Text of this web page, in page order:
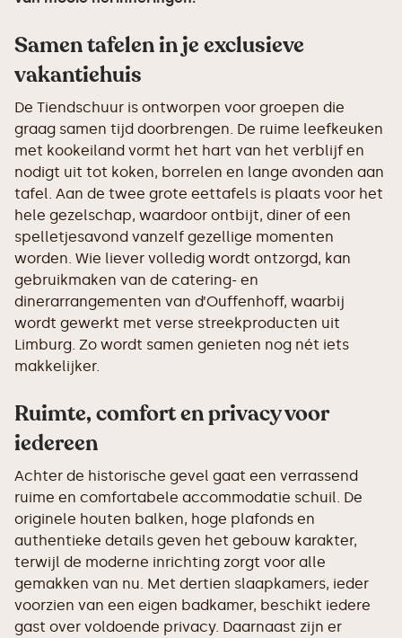
Samen tafelen in je exclusieve
vakantiehuis
De Tiendschuur is ontworpen voor groepen die
graag samen tijd doorbrengen. De ruime leefkeuken
met kookeiland vormt het hart van het verblijf en
nodigt uit tot koken, borrelen en lange avonden aan
tafel. Aan de twee grote eettafels is plaats voor het
hele gezelschap, waardoor ontbijt, diner of een
spelletjesavond vanzelf gezellige momenten
worden. Wie liever volledig wordt ontzorgd, kan
gebruikmaken van de catering- en
dinerarrangementen van d’Ouffenhoff, waarbij
wordt gewerkt met verse streekproducten uit
Limburg. Zo wordt samen genieten nog nét iets
makkelijker.
Ruimte, comfort en privacy voor
iedereen
Achter de historische gevel gaat een verrassend
ruime en comfortabele accommodatie schuil. De
originele houten balken, hoge plafonds en
authentieke details geven het gebouw karakter,
terwijl de moderne inrichting zorgt voor alle
gemakken van nu. Met dertien slaapkamers, ieder
voorzien van een eigen badkamer, beschikt iedere
gast over voldoende privacy. Daarnaast zijn er